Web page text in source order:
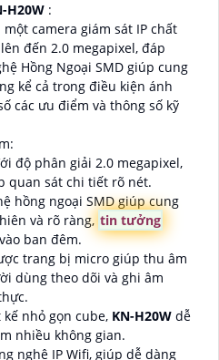
H20W :
một camera giám sát IP chất
đến 2.0 megapixel, đáp
Hồng Ngoại SMD giúp cung
kể cả trong điều kiện ánh
các ưu điểm và thông số kỹ
độ phân giải 2.0 megapixel,
quan sát chi tiết rõ nét.
hồng ngoại SMD giúp cung
và rõ ràng, tin tưởng
ban đêm.
trang bị micro giúp thu âm
dùng theo dõi và ghi âm
nhỏ gọn cube, KN-H20W dễ
nhiều không gian.
nghệ IP Wifi, giúp dễ dàng